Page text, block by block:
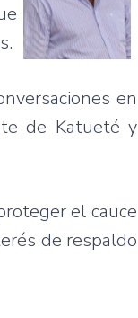
.
en
de Katueté y
el cauce
de respaldo